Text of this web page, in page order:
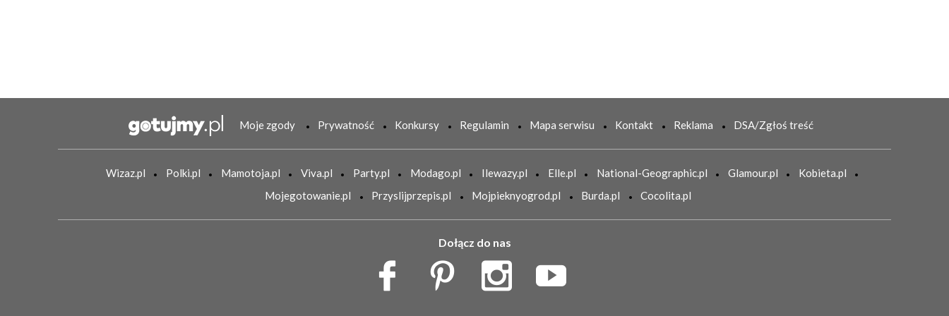
Moje zgody Prywatność Konkursy Regulamin Mapa serwisu Kontakt Reklama DSA/Zgłoś treść
Wizaz.pl Polki.pl Mamotoja.pl Viva.pl Party.pl Modago.pl Ilewazy.pl Elle.pl National-Geographic.pl Glamour.pl
Kobieta.pl
Mojegotowanie.pl
Przyslijprzepis.pl Mojpieknyogrod.pl Burda.pl Cocolita.pl
Dołącz do nas